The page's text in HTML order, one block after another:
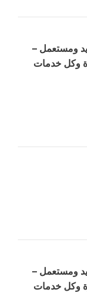
ومستعمل –
وكل خدمات
ومستعمل –
وكل خدمات